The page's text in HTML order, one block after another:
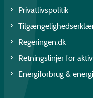
Privatlivspolitik
Regeringen.dk
Retningslinjer for
Energiforbrug &